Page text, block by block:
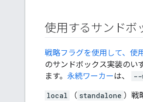
使用するサンドボ
戦略フラグを使用して、使
のサンドボックス実装のい
ます。 永続ワーカーは、 --
local （ standalone ）戦